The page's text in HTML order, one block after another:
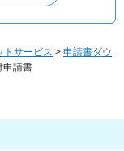
トサービス > 申請書ダウ
申請書